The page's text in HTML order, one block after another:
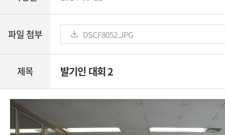
파일 첨부 DSCF8052.JPG
제목 발기인 대회 2